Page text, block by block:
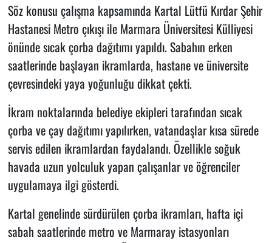
Söz konusu çalışma kapsamında Kartal Lütfü Kırdar Şehir
Hastanesi Metro çıkışı ile Marmara Üniversitesi Külliyesi
önünde sıcak çorba dağıtımı yapıldı. Sabahın erken
saatlerinde başlayan ikramlarda, hastane ve üniversite
çevresindeki yaya yoğunluğu dikkat çekti.
İkram noktalarında belediye ekipleri tarafından sıcak
çorba ve çay dağıtımı yapılırken, vatandaşlar kısa sürede
servis edilen ikramlardan faydalandı. Özellikle soğuk
havada uzun yolculuk yapan çalışanlar ve öğrenciler
uygulamaya ilgi gösterdi.
Kartal genelinde sürdürülen çorba ikramları, hafta içi
sabah saatlerinde metro ve Marmaray istasyonları